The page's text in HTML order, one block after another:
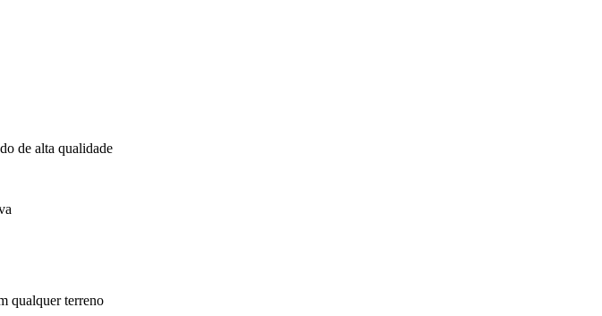
de alta qualidade
qualquer terreno